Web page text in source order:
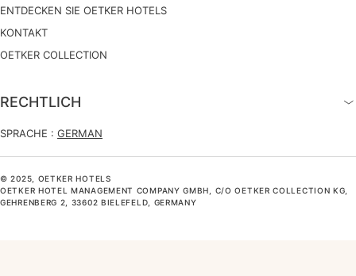
ENTDECKEN SIE OETKER HOTELS
KONTAKT
OETKER COLLECTION
RECHTLICH
SPRACHE : GERMAN
© 2025, OETKER HOTELS
OETKER HOTEL MANAGEMENT COMPANY GMBH, C/O OETKER COLLECTION KG,
GEHRENBERG 2, 33602 BIELEFELD, GERMANY